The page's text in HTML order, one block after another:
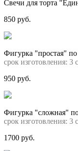
Свечи для торта
850 руб.
Фигурка "простая"
срок изготовления: 3
950 руб.
Фигурка "сложная"
срок изготовления: 3
1700 руб.